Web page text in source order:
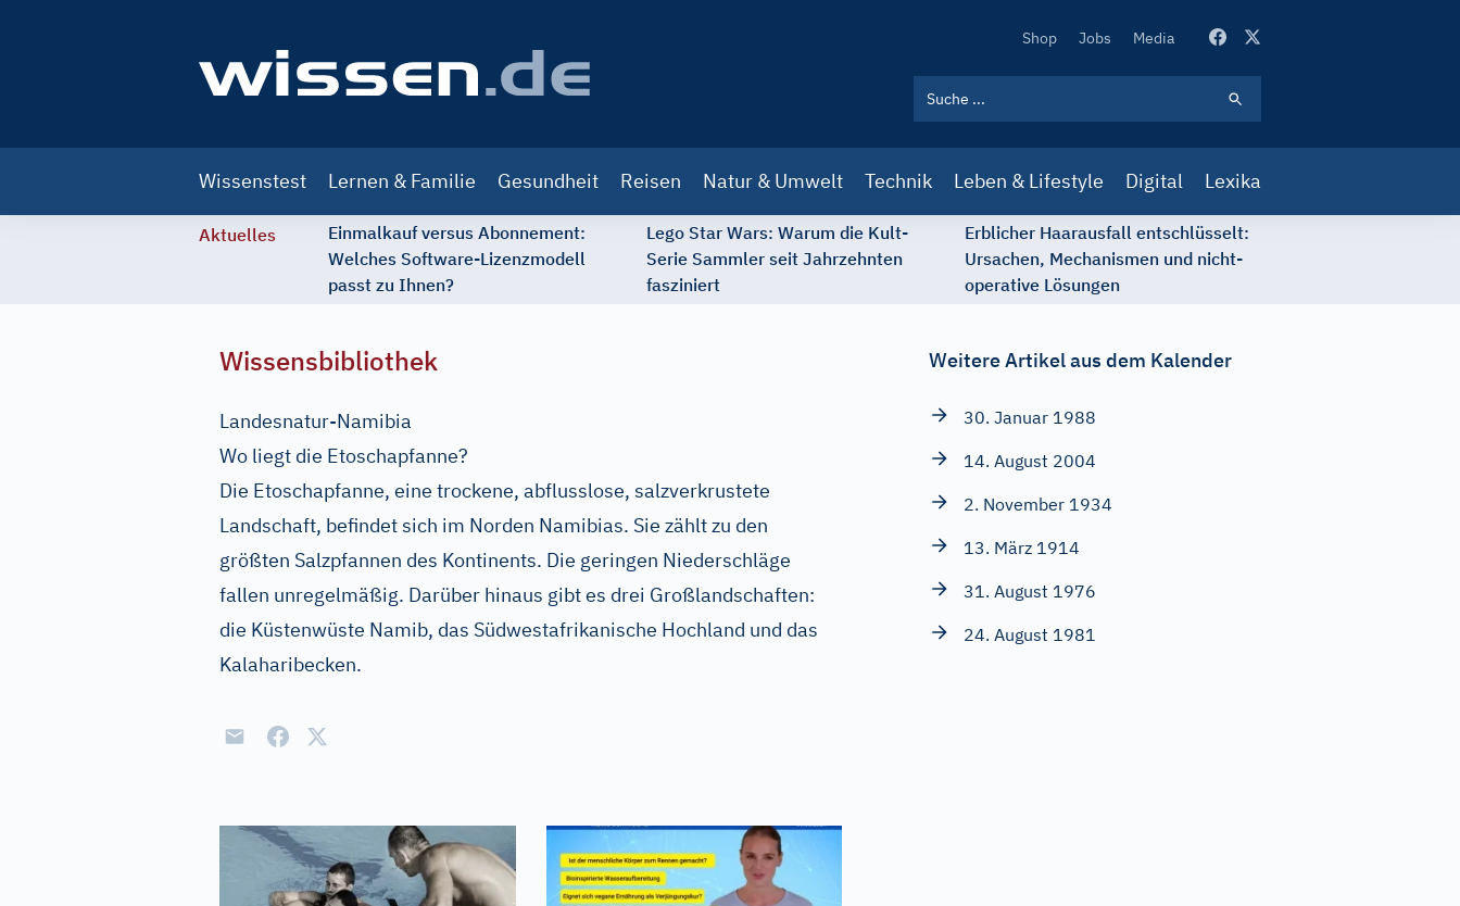
Secondary
Shop Jobs Media
navigation
Wissenstest Lernen & Familie Gesundheit Reisen Natur & Umwelt Technik Leben & Lifestyle Digital Lexika
Aktuelles
Einmalkauf versus Abonnement:
Welches Software-Lizenzmodell
passt zu Ihnen?
Lego Star Wars: Warum die Kult-
Serie Sammler seit Jahrzehnten
fasziniert
Erblicher Haarausfall entschlüsselt:
Ursachen, Mechanismen und nicht-
operative Lösungen
Wissensbibliothek
Landesnatur-Namibia
Wo liegt die Etoschapfanne?
Die Etoschapfanne, eine trockene, abflusslose, salzverkrustete
Landschaft, befindet sich im Norden Namibias. Sie zählt zu den
größten Salzpfannen des Kontinents. Die geringen Niederschläge
fallen unregelmäßig. Darüber hinaus gibt es drei Großlandschaften:
die Küstenwüste Namib, das Südwestafrikanische Hochland und das
Kalaharibecken.
Weitere Artikel aus dem Kalender
30. Januar 1988
14. August 2004
2. November 1934
13. März 1914
31. August 1976
24. August 1981